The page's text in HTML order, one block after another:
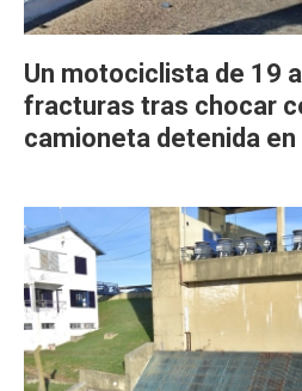
Un motociclista de 19
fracturas tras chocar
camioneta detenida